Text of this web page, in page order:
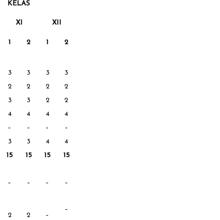
KELAS
XI XII
1 2 1 2
3 3 3
3
2
2 2
2
3
3 2
2
4
4 4
4
–
– –
–
3
3 4
4
15
15 15 15
– – – –
2 2 –
–